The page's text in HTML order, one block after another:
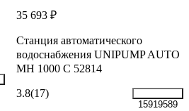
35 693 ₽
Станция автоматического
водоснабжения UNIPUMP AUTO
MH 1000 С 52814
3.8(17)
15919589